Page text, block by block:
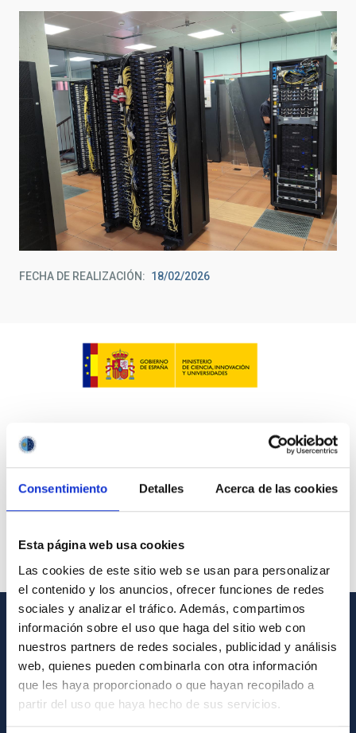
Consentimiento Detalles Acerca de las cookies
Esta página web usa cookies
Las cookies de este sitio web se usan para personalizar
el contenido y los anuncios, ofrecer funciones de redes
sociales y analizar el tráfico. Además, compartimos
información sobre el uso que haga del sitio web con
nuestros partners de redes sociales, publicidad y análisis
web, quienes pueden combinarla con otra información
que les haya proporcionado o que hayan recopilado a
partir del uso que haya hecho de sus servicios.
FECHA DE REALIZACIÓN 18/02/2026
INFORMACIÓN GENERAL
Contacto
Cómo llegar al IAC
Directorio de personal